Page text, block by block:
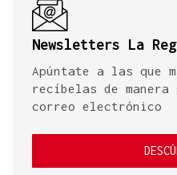
Newsletters La
Apúntate a las que
recíbelas de
correo electrónico